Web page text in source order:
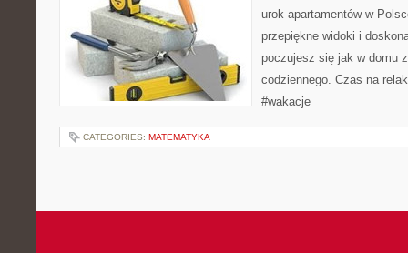
urok apartamentów w
przepiękne widoki i
poczujesz się jak w domu
codziennego. Czas na
#wakacje
CATEGORIES: MATEMATYKA